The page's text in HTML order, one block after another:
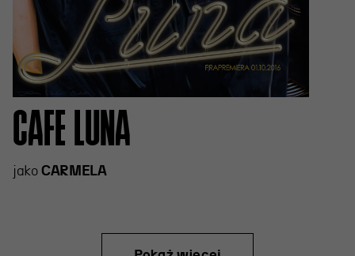
CAFE LUNA
jakoCARMELA